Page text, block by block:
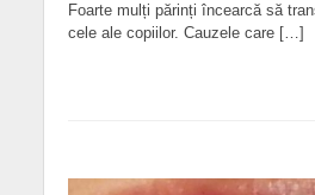
Foarte mulți părinți încearcă să
cele ale copiilor. Cauzele care […]